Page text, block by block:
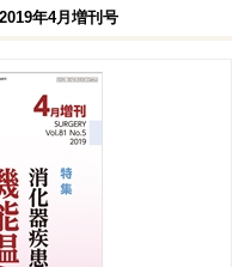
2019年4月増刊号